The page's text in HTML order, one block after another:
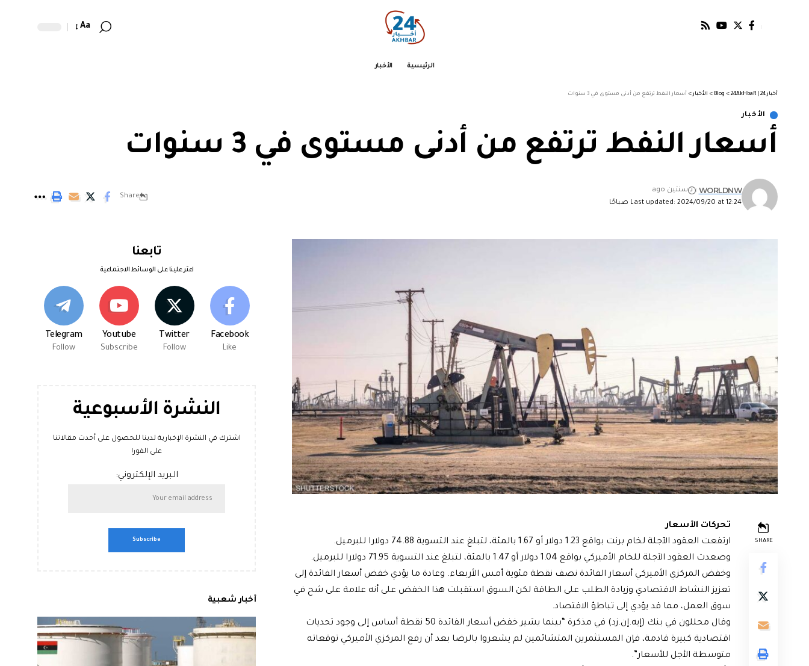
Aa
الرئيسية الأخبار
أخبار 24 | 24AkHbaR >
Blog
> الأخبار > أسعار النفط ترتفع من أدنى مستوى في 3 سنوات
الأخبار
أسعار النفط ترتفع من أدنى مستوى في 3 سنوات
Last updated: 2024/09/20 at 12:24 صباحًا
WORLDNW
سنتين ago
Share
SHARE
تحركات الأسعار
ارتفعت العقود الآجلة لخام برنت بواقع 1.23 دولار أو 1.67 بالمئة، لتبلغ عند التسوية 74.88 دولارا للبرميل.
وصعدت العقود الآجلة للخام الأميركي بواقع 1.04 دولار أو 1.47 بالمئة، لتبلغ عند التسوية 71.95 دولارا للبرميل.
وخفض المركزي الأميركي أسعار الفائدة نصف نقطة مئوية أمس الأربعاء. وعادة ما يؤدي خفض أسعار الفائدة إلى
تعزيز النشاط الاقتصادي وزيادة الطلب على الطاقة لكن السوق استقبلت هذا الخفض على أنه علامة على شح في
سوق العمل، مما قد يؤدي إلى تباطؤ الاقتصاد.
وقال محللون في بنك (إيه.إن.زد) في مذكرة “بينما يشير خفض أسعار الفائدة 50 نقطة أساس إلى وجود تحديات
اقتصادية كبيرة قادمة، فإن المستثمرين المتشائمين لم يشعروا بالرضا بعد أن رفع المركزي الأميركي توقعاته
متوسطة الأجل للأسعار”.
تابعنا
اعثر علينا على الوسائط الاجتماعية
Facebook
Like
Twitter
Follow
Youtube
Subscribe
Telegram
Follow
النشرة الأسبوعية
اشترك في النشرة الإخبارية لدينا للحصول على أحدث مقالاتنا
على الفور!
البريد الإلكتروني:
أخبار شعبية